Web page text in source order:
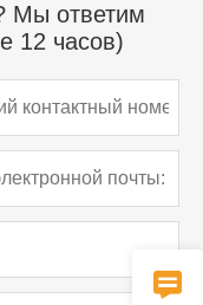
Мы ответим
12 часов)
